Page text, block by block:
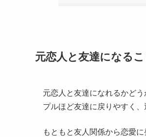
元恋人と友達になる
元恋人と友達になれるかど
プルほど友達に戻りやすく
もともと友人関係から恋愛